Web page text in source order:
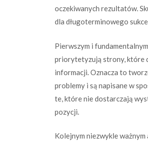
oczekiwanych rezultatów.
dla długoterminowego
Pierwszym i
priorytetyzują strony, które
informacji. Oznacza to
problemy i są napisane w
te, które nie dostarczają
pozycji.
Kolejnym niezwykle